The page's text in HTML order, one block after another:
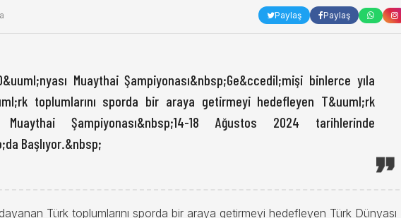
Paylaş Paylaş
Muaythai Şampiyonası&nbsp;Ge&ccedil;mişi binlerce yıla
toplumlarını sporda bir araya getirmeyi hedefleyen T&uuml;rk
Muaythai Şampiyonası&nbsp;14-18 Ağustos 2024 tarihlerinde
Başlıyor.&nbsp;
Türk toplumlarını sporda bir araya getirmeyi hedefleyen Türk Dünyası